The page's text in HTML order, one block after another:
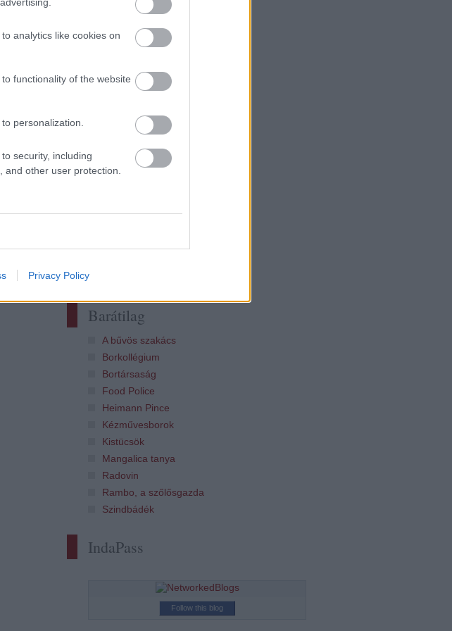
analytics like cookies on
functionality of the website
personalization.
security, including
other user protection.
Privacy Policy
Kollégák
Albert gazda
Bordoktor
Borwerk
Jamie Goode
Barátilag
A bűvös szakács
Borkollégium
Bortársaság
Food Police
Heimann Pince
Kézművesborok
Kistücsök
Mangalica tanya
Radovin
Rambo, a szőlősgazda
Szindbádék
IndaPass
Follow this blog